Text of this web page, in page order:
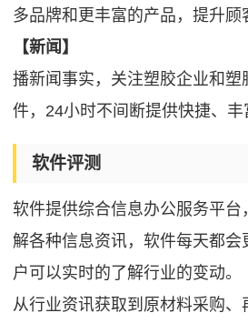
多品牌和更丰富的产品，提升顾
【新闻】
播新闻事实，关注塑胶企业和塑
件，24小时不间断提供快捷、丰
软件评测
软件提供综合信息办公服务平台
解各种信息资讯，软件每天都会
户可以实时的了解行业的变动。
从行业资讯获取到原材料采购、